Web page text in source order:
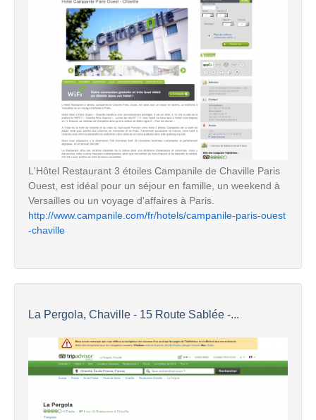
L'Hôtel Restaurant 3 étoiles Campanile de Chaville Paris
Ouest, est idéal pour un séjour en famille, un weekend à
Versailles ou un voyage d'affaires à Paris.
http://www.campanile.com/fr/hotels/campanile-paris-ouest
-chaville
La Pergola, Chaville - 15 Route Sablée -...